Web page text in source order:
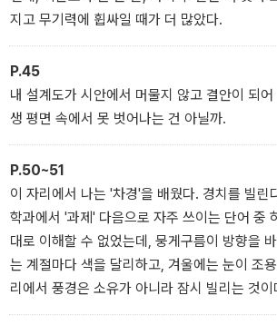
지고 무기력에 휩싸일 때가 더 많았다.
P.45
내 설계도가 시안에서 머물지 않고 결안이 되
생 평면 속에서 못 벗어나는 건 아닐까.
P.50~51
이 자리에서 나는 '차경'을 배웠다. 경치를 빌린
학과에서 '과제' 다음으로 자주 쓰이는 단어 중
대로 이해할 수 없었는데, 뭉게구름이 방향을
는 계절마다 색을 달리하고, 겨울에는 눈이 조
리에서 풍경은 소유가 아니라 잠시 빌리는 것
서 중요하다는 것을 알게 되었다.